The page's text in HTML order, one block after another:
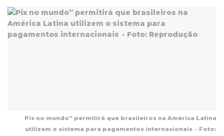
Pix no mundo” permitirá que brasileiros na América Latina
utilizem o sistema para pagamentos internacionais - Foto: